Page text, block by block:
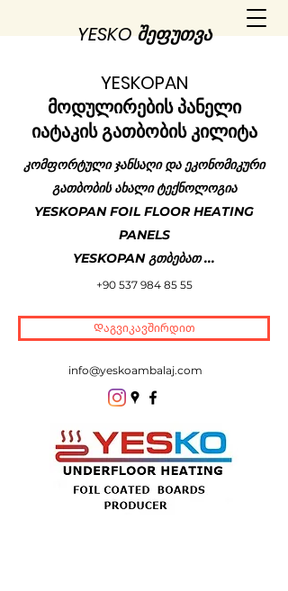
YESKO შეფუთვა
YESKOPAN
მოდულირების პანელი
იატაკის გათბობის კილიტა
კომფორტული ჯანსაღი და ეკონომიკური
გათბობის ახალი ტექნოლოგია
YESKOPAN FOIL FLOOR HEATING
PANELS
YESKOPAN გთბებათ ...
+90 537 984 85 55
Დაგვიკავშირდით
info@yeskoambalaj.com